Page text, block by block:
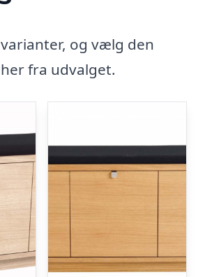
og vælg den
fra udvalget.